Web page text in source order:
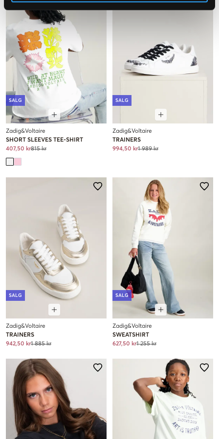
SALG
Zadig&Voltaire
SHORT SLEEVES TEE-SHIRT
407,50 kr815 kr
SALG
Zadig&Voltaire
TRAINERS
994,50 kr1 989 kr
SALG
Zadig&Voltaire
TRAINERS
942,50 kr1 885 kr
SALG
Zadig&Voltaire
SWEATSHIRT
627,50 kr1 255 kr